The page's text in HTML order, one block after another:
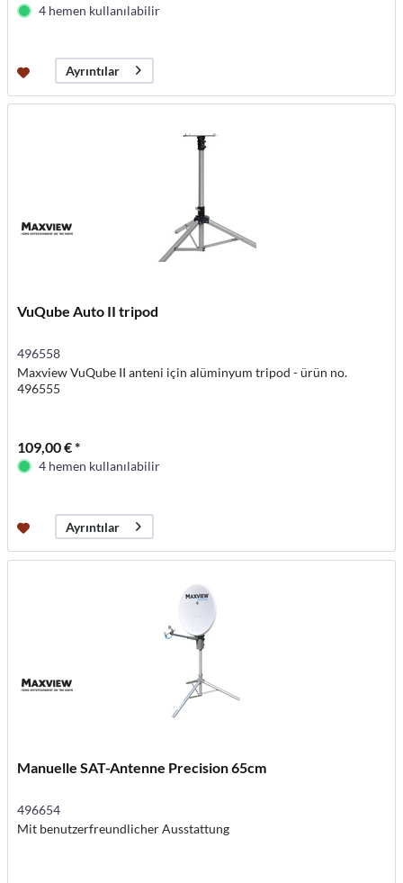
4 hemen kullanılabilir
Ayrıntılar
VuQube Auto II tripod
496558
Maxview VuQube II anteni için alüminyum tripod - ürün no.
496555
109,00 € *
4 hemen kullanılabilir
Ayrıntılar
Manuelle SAT-Antenne Precision 65cm
496654
Mit benutzerfreundlicher Ausstattung